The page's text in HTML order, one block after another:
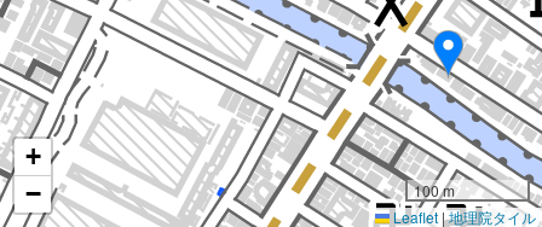
+
−
100 m
Leaflet |地理院タイル